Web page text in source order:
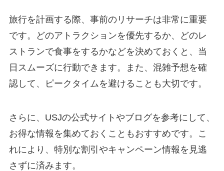
旅行を計画する際、事前のリサーチは非常に重要
です。どのアトラクションを優先するか、どのレ
ストランで食事をするかなどを決めておくと、当
日スムーズに行動できます。また、混雑予想を確
認して、ピークタイムを避けることも大切です。
さらに、USJの公式サイトやブログを参考にして、
お得な情報を集めておくこともおすすめです。こ
れにより、特別な割引やキャンペーン情報を見逃
さずに済みます。